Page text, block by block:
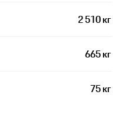
2 510 кг
665 кг
75 кг